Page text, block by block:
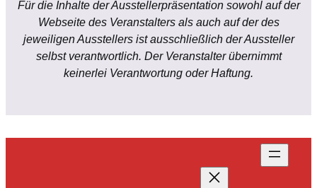
Für die Inhalte der Ausstellerpräsentation sowohl auf der
Webseite des Veranstalters als auch auf der des
jeweiligen Ausstellers ist ausschließlich der Aussteller
selbst verantwortlich. Der Veranstalter übernimmt
keinerlei Verantwortung oder Haftung.